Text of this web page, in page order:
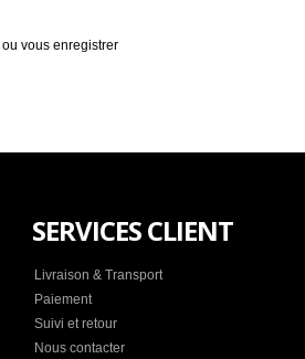
ou vous enregistrer
SERVICES CLIENT
Livraison & Transport
Paiement
Suivi et retour
Nous contacter